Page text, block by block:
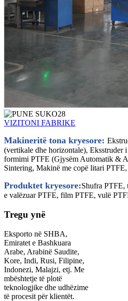
VIZITONI FABRIKE
Makineritë tona kryesore:
(vertikale dhe horizontale), Eksstruder
formimi PTFE (Gjysëm Automatik &
Sintering, Makinë me copë litari PTFE,
Produktet kryesore:Shufra PTFE,
e valëzuar PTFE, film PTFE, vulë
Tregu ynë
Eksporto në SHBA,
Emiratet e Bashkuara
Arabe, Arabinë Saudite,
Kore, Indi, Rusi, Filipine,
Indonezi, Malajzi, etj. Me
mbështetje të plotë
teknologjike dhe udhëzime
të procesit për klientët.